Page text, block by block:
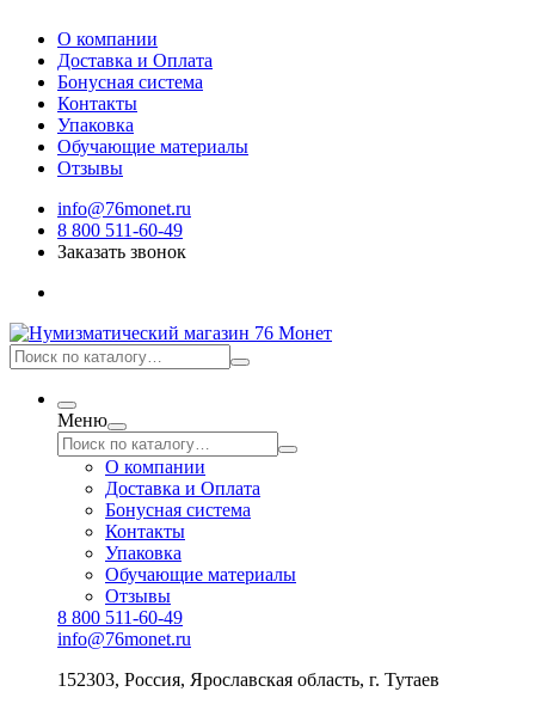
О компании
Доставка и Оплата
Бонусная система
Контакты
Упаковка
Обучающие материалы
Отзывы
info@76monet.ru
8 800 511-60-49
Заказать звонок
Меню
О компании
Доставка и Оплата
Бонусная система
Контакты
Упаковка
Обучающие материалы
Отзывы
8 800 511-60-49
info@76monet.ru
152303, Россия, Ярославская область, г. Тутаев